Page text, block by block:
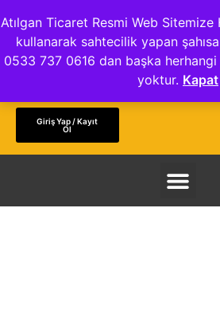
Atılgan Ticaret Resmi Web Sitemize
kullanarak sahtecilik yapan
0533 737 0616 dan başka
yoktur. Kapat
Giriş Yap / Kayıt
Ol